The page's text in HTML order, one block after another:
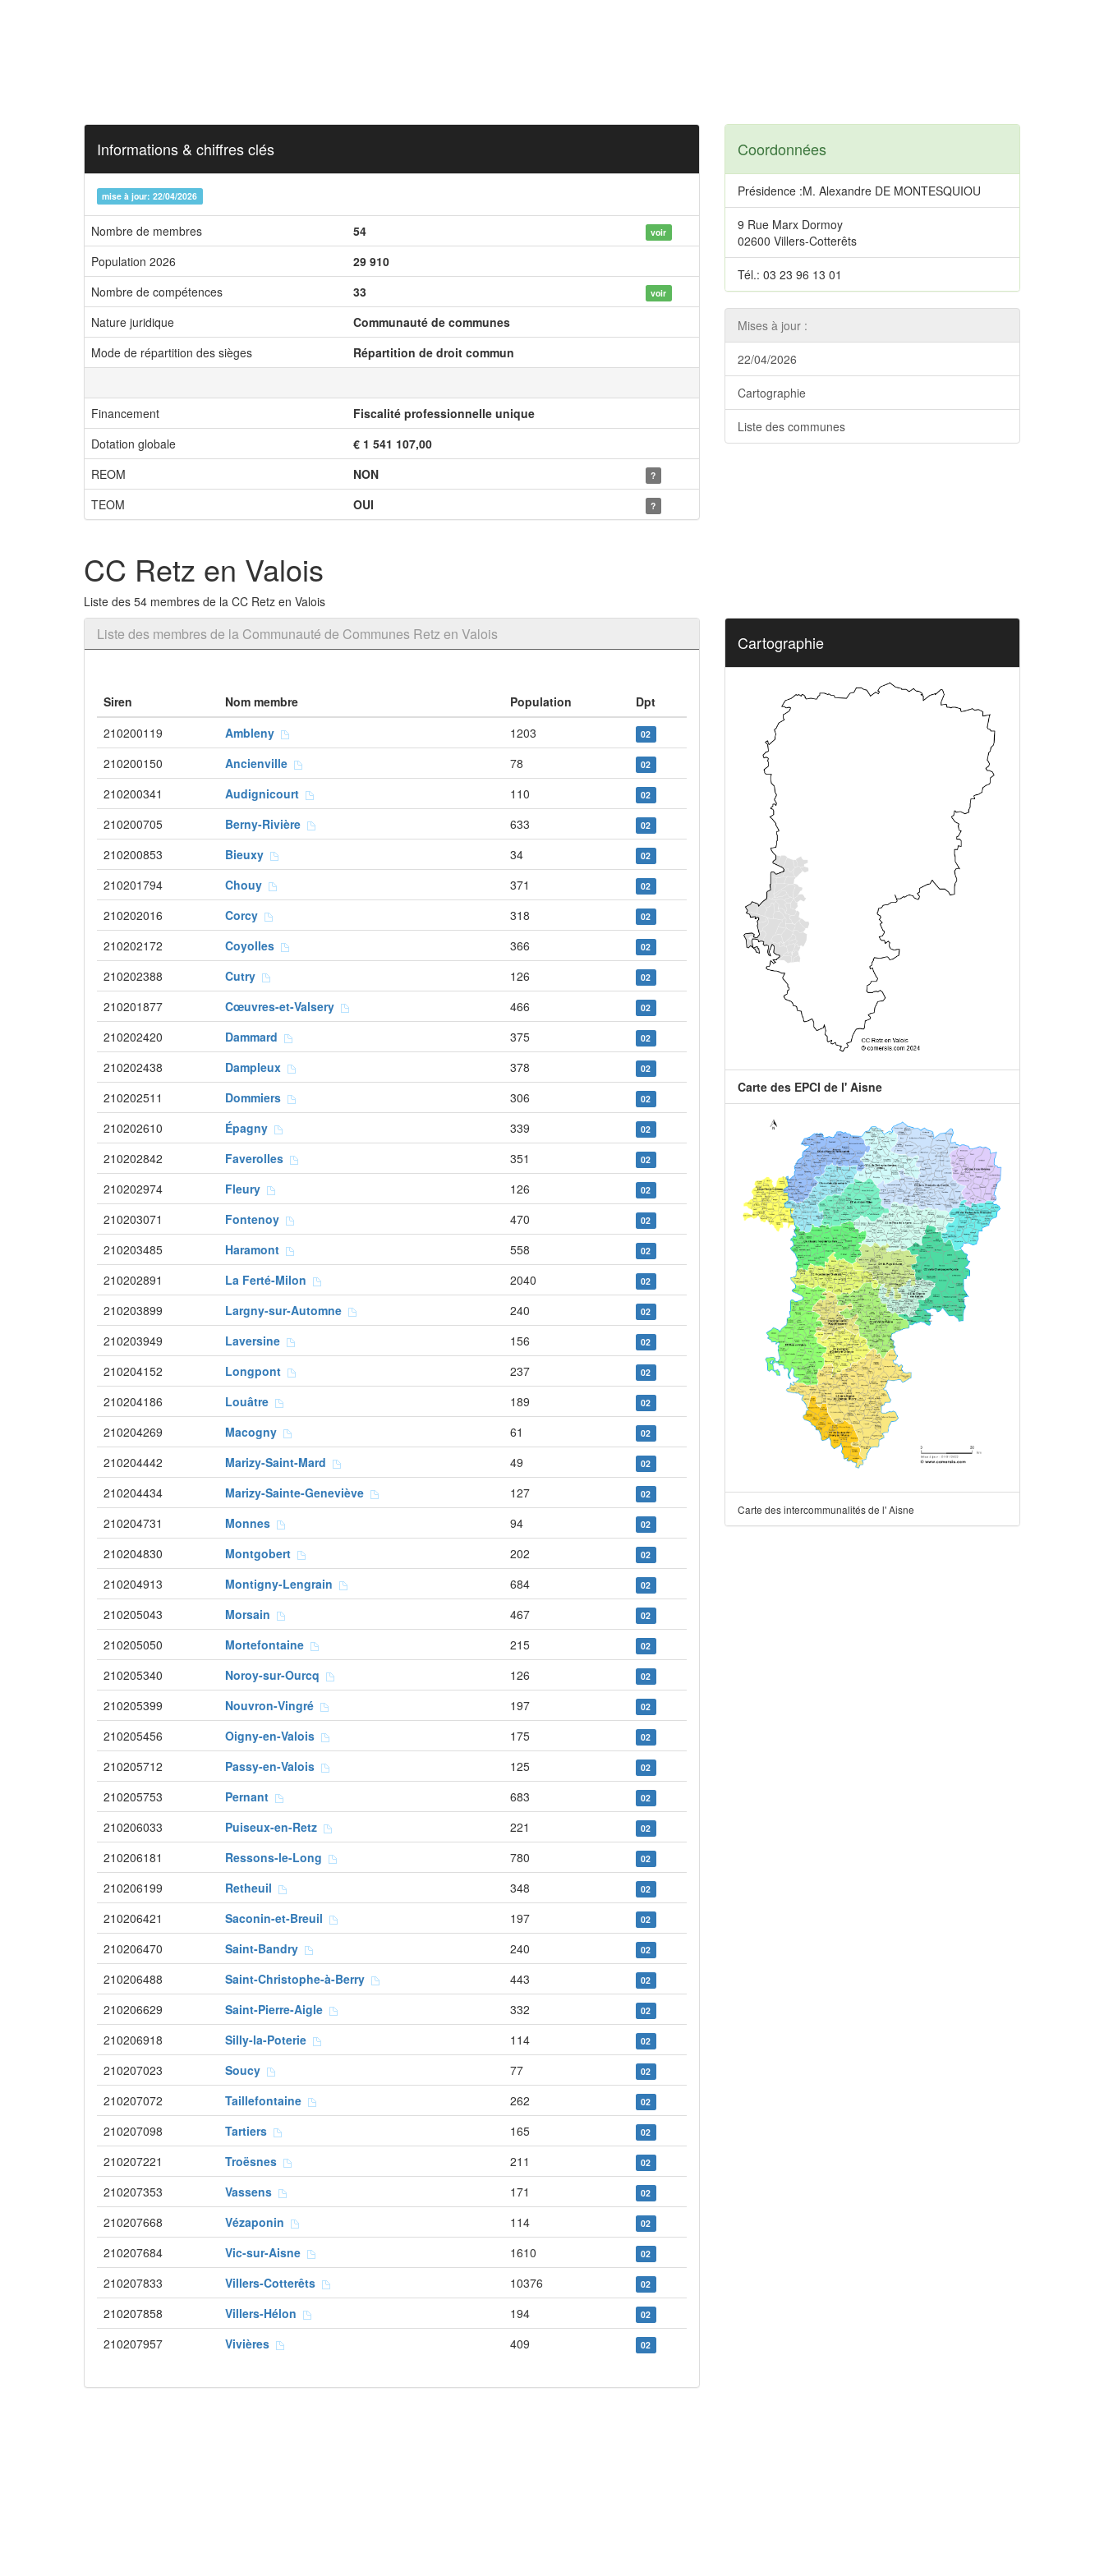
Informations & chiffres clés
mise à jour: 22/04/2026
Nombre de membres 54 voir
Population 2026
29 910
Nombre de compétences
33 voir
Nature juridique
Communauté de communes
Mode de répartition des sièges
Répartition de droit commun
Financement
Fiscalité professionnelle unique
Dotation globale
€ 1 541 107,00
REOM
NON ?
TEOM OUI ?
Coordonnées
Présidence :M. Alexandre DE MONTESQUIOU
9 Rue Marx Dormoy
02600 Villers-Cotterêts
Tél.: 03 23 96 13 01
Mises à jour :
22/04/2026
Cartographie
Liste des communes
CC Retz en Valois
Liste des 54 membres de la CC Retz en Valois
Liste des membres de la Communauté de Communes Retz en Valois
Siren Nom membre Population
Dpt
210200119
Ambleny 1203 02
210200150 Ancienville 78 02
210200341 Audignicourt 110 02
210200705 Berny-Rivière 633 02
210200853 Bieuxy 34 02
210201794 Chouy 371 02
210202016 Corcy 318 02
210202172 Coyolles 366 02
210202388 Cutry 126 02
210201877 Cœuvres-et-Valsery 466 02
210202420 Dammard 375 02
210202438 Dampleux 378 02
210202511 Dommiers 306 02
210202610 Épagny 339 02
210202842 Faverolles 351 02
210202974 Fleury 126 02
210203071 Fontenoy 470 02
210203485 Haramont 558 02
210202891 La Ferté-Milon 2040 02
210203899 Largny-sur-Automne 240 02
210203949 Laversine 156 02
210204152 Longpont 237 02
210204186 Louâtre 189 02
210204269 Macogny 61 02
210204442 Marizy-Saint-Mard 49 02
210204434 Marizy-Sainte-Geneviève 127 02
210204731 Monnes 94 02
210204830 Montgobert 202 02
210204913 Montigny-Lengrain 684 02
210205043 Morsain 467 02
210205050 Mortefontaine 215 02
210205340 Noroy-sur-Ourcq 126 02
210205399 Nouvron-Vingré 197 02
210205456 Oigny-en-Valois 175 02
210205712 Passy-en-Valois 125 02
210205753 Pernant 683 02
210206033 Puiseux-en-Retz 221 02
210206181 Ressons-le-Long 780 02
210206199 Retheuil 348 02
210206421 Saconin-et-Breuil 197 02
210206470 Saint-Bandry 240 02
210206488 Saint-Christophe-à-Berry 443 02
210206629 Saint-Pierre-Aigle 332 02
210206918 Silly-la-Poterie 114 02
210207023 Soucy 77 02
210207072 Taillefontaine 262 02
210207098 Tartiers 165 02
210207221 Troësnes 211 02
210207353 Vassens 171 02
210207668 Vézaponin 114 02
210207684 Vic-sur-Aisne 1610 02
210207833 Villers-Cotterêts 10376 02
210207858 Villers-Hélon 194 02
210207957 Vivières 409 02
Cartographie
Carte des EPCI de l' Aisne
Carte des intercommunalités de l' Aisne